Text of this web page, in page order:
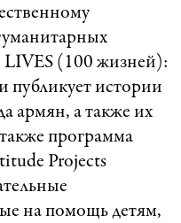
(100 жизней):
публикует истории
армян, а также их
программа
Projects
на помощь детям,